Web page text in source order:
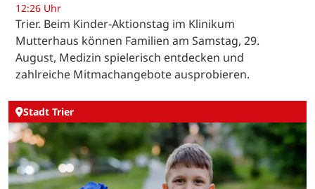
12:26 Uhr
Trier. Beim Kinder-Aktionstag im Klinikum
Mutterhaus können Familien am Samstag, 29.
August, Medizin spielerisch entdecken und
zahlreiche Mitmachangebote ausprobieren.
Stadt Trier